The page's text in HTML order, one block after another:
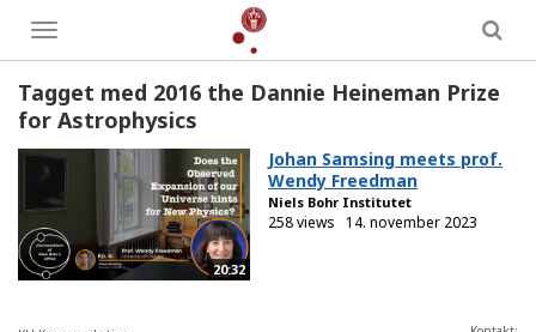
Toggle
menu
Tagget med 2016 the Dannie Heineman Prize
for Astrophysics
20:32
Johan Samsing meets prof.
Wendy Freedman
Niels Bohr Institutet
258 views 14. november 2023